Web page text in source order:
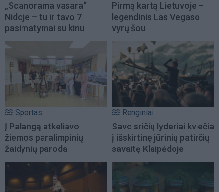
„Scanorama vasara“
Nidoje – tu ir tavo 7
pasimatymai su kinu
Pirmą kartą Lietuvoje –
legendinis Las Vegaso
vyrų šou
Sportas
Į Palangą atkeliavo
žiemos paralimpinių
žaidynių paroda
Renginiai
Savo sričių lyderiai kviečia
į išskirtinę jūrinių patirčių
savaitę Klaipėdoje